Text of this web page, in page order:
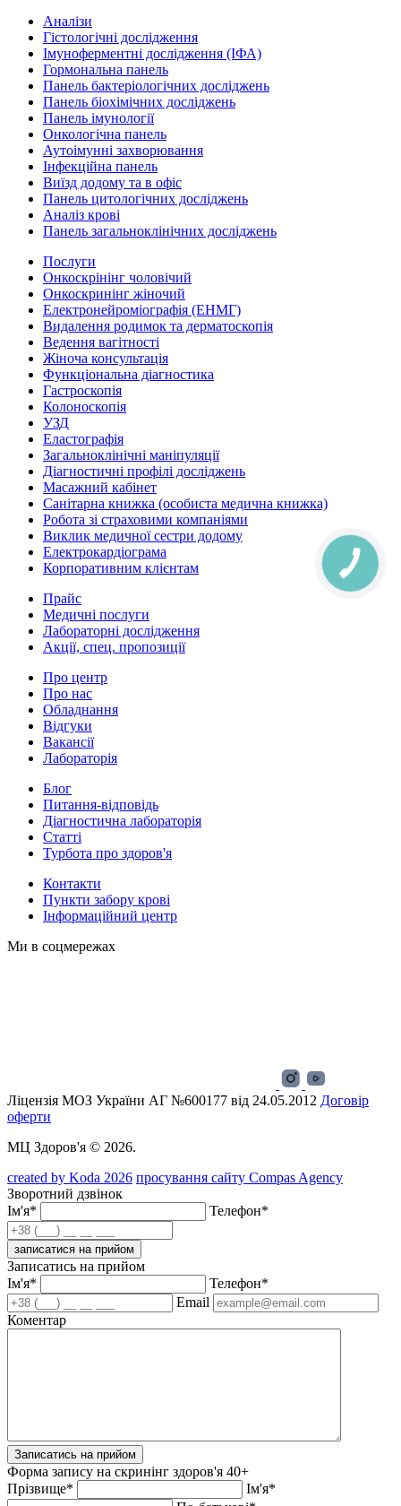
Аналізи
Гістологічні дослідження
Імуноферментні дослідження (ІФА)
Гормональна панель
Панель бактеріологічних досліджень
Панель біохімічних досліджень
Панель імунології
Онкологічна панель
Аутоімунні захворювання
Інфекційна панель
Виїзд додому та в офіс
Панель цитологічних досліджень
Аналіз крові
Панель загальноклінічних досліджень
Послуги
Онкоскрінінг чоловічий
Онкоскринінг жіночий
Електронейроміографія (ЕНМГ)
Видалення родимок та дерматоскопія
Ведення вагітності
Жіноча консультація
Функціональна діагностика
Гастроскопія
Колоноскопія
УЗД
Еластографія
Загальноклінічні маніпуляції
Діагностичні профілі досліджень
Масажний кабінет
Санітарна книжка (особиста медична книжка)
Робота зі страховими компаніями
Виклик медичної сестри додому
Електрокардіограма
Корпоративним клієнтам
Прайс
Медичні послуги
Лабораторні дослідження
Акції, спец. пропозиції
Про центр
Про нас
Обладнання
Відгуки
Вакансії
Лабораторія
Блог
Питання-відповідь
Діагностична лабораторія
Статті
Турбота про здоров'я
Контакти
Пункти забору крові
Інформаційний центр
Ми в соцмережах
Ліцензія МОЗ України АГ №600177 від 24.05.2012 Договір
оферти
МЦ Здоров'я © 2026.
created by Koda 2026 просування сайту Compas Agency
Зворотний дзвінок
Ім'я*
Телефон*
записатися на прийом
Записатись на прийом
Ім'я*
Телефон*
Email
Коментар
Записатись на прийом
Форма запису на скринінг здоров'я 40+
Прізвище*
Ім'я*